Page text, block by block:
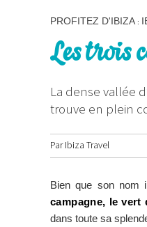
PROFITEZ D'IBIZA :
Les trois
La dense vallée
trouve en plein
ParIbiza Travel
Bien que son nom
campagne, le vert
dans toute sa